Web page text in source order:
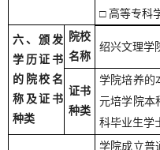
□ 高等专科
六、颁发
学历证书
的院校名
称及证书
种类
院校
名称
绍兴文理学
证书
种类
学院培养的
元培学院本
科毕业生学
学院成立普